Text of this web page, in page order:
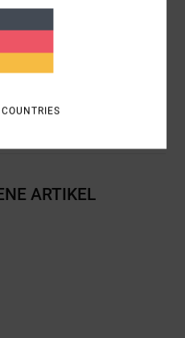
ARTIKEL